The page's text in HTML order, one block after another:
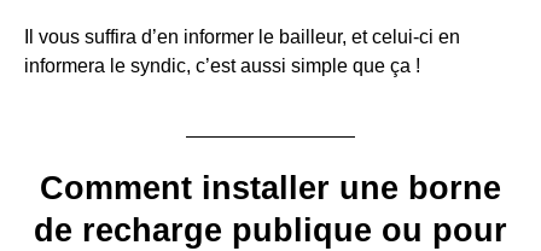
Il vous suffira d’en informer le bailleur, et celui-ci en
informera le syndic, c’est aussi simple que ça !
Comment installer une borne
de recharge publique ou pour